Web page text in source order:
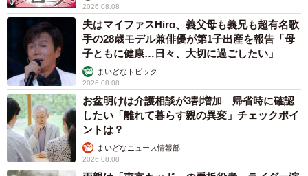
「夏休みはたくさん働いてほしい」と職場から頼まれた高2息
子 バイトで稼ぎすぎると扶養を外れて税金や保険料が上が
る？【FPが解説】
もくもくライターズ
2026.08.08
2泊3日の東京出張→飼い主さんが不在中ハムス
ターに異変 眉間にできた深いしわ、「急に老
けた？」【漫画】
海川 まこと